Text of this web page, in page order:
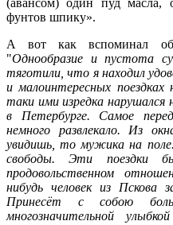
(авансом) один пуд масла,
фунтов шпику».
А вот как вспоминал
"Однообразие и пустота
тяготили, что я находил
и малоинтересных
таки ими изредка
в Петербурге. Самое
немного развлекало. Из
увидишь, то мужика на
свободы. Эти поездки
продовольственном
нибудь человек из
Принесёт с собою
многозначительной